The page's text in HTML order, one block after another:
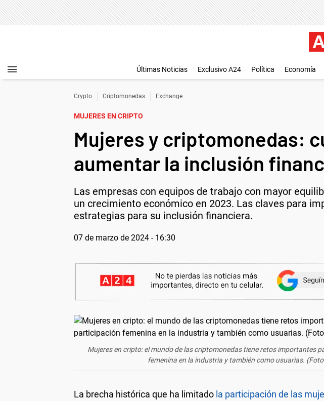
Últimas Noticias Exclusivo A24 Política Economía
Crypto Criptomonedas Exchange
MUJERES EN CRIPTO
Mujeres y criptomonedas:
aumentar la inclusión
Las empresas con equipos de trabajo con mayor
un crecimiento económico en 2023. Las claves para
estrategias para su inclusión financiera.
07 de marzo de 2024 - 16:30
Mujeres en cripto: el mundo de las criptomonedas tiene retos importantes
femenina en la industria y también como usuarias.
La brecha histórica que ha limitado la participación de las